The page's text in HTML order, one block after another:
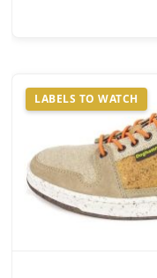
LABELS TO WATCH